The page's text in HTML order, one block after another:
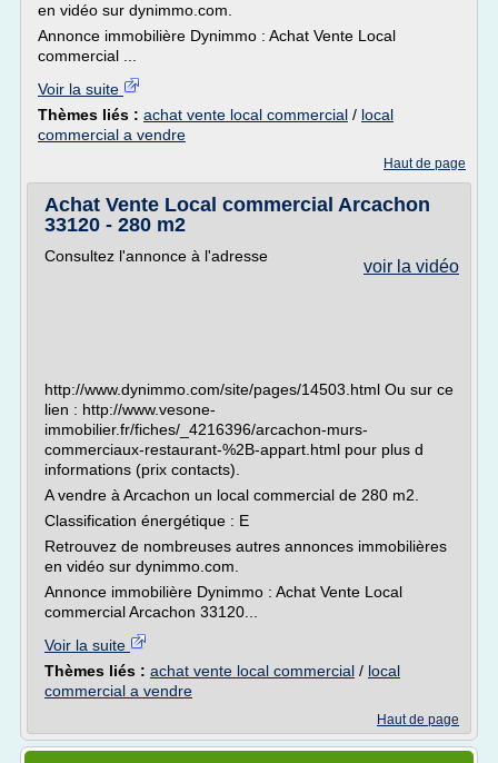
en vidéo sur dynimmo.com.
Annonce immobilière Dynimmo : Achat Vente Local
commercial ...
Voir la suite
Thèmes liés : achat vente local commercial / local
commercial a vendre
Haut de page
Achat Vente Local commercial Arcachon
33120 - 280 m2
voir la vidéo
Consultez l'annonce à l'adresse
http://www.dynimmo.com/site/pages/14503.html Ou sur ce
lien : http://www.vesone-
immobilier.fr/fiches/_4216396/arcachon-murs-
commerciaux-restaurant-%2B-appart.html pour plus d
informations (prix contacts).
A vendre à Arcachon un local commercial de 280 m2.
Classification énergétique : E
Retrouvez de nombreuses autres annonces immobilières
en vidéo sur dynimmo.com.
Annonce immobilière Dynimmo : Achat Vente Local
commercial Arcachon 33120...
Voir la suite
Thèmes liés : achat vente local commercial / local
commercial a vendre
Haut de page